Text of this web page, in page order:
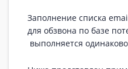
Заполнение списка
для обзвона по базе
выполняется